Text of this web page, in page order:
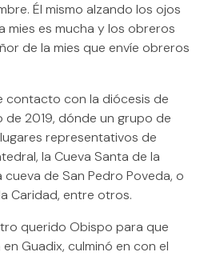
Él mismo alzando los ojos
mies es mucha y los obreros
de la mies que envíe obreros
contacto con la diócesis de
de 2019, dónde un grupo de
representativos de
la Cueva Santa de la
cueva de San Pedro Poveda, o
Caridad, entre otros.
querido Obispo para que
Guadix, culminó en con el